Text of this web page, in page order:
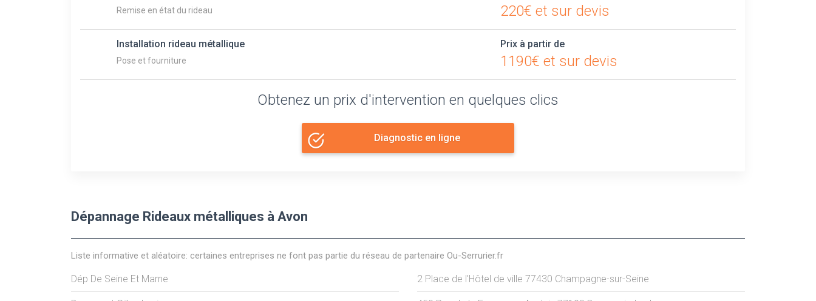
Remise en état du rideau 220€ et sur devis
Installation rideau métallique
Pose et fourniture
Prix à partir de
1190€ et sur devis
Obtenez un prix d'intervention en quelques clics
Diagnostic en ligne
Dépannage Rideaux métalliques à Avon
Liste informative et aléatoire: certaines entreprises ne font pas partie du réseau de partenaire Ou-Serrurier.fr
Dép De Seine Et Marne 2 Place de l'Hôtel de ville 77430 Champagne-sur-Seine